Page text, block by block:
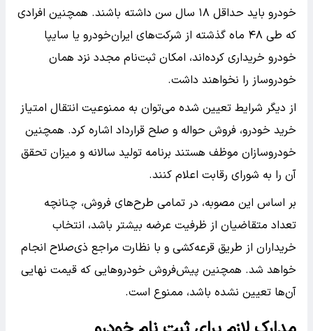
خودرو باید حداقل ۱۸ سال سن داشته باشند. همچنین افرادی
که طی ۴۸ ماه گذشته از شرکت‌های ایران‌خودرو یا سایپا
خودرو خریداری کرده‌اند، امکان ثبت‌نام مجدد نزد همان
خودروساز را نخواهند داشت.
از دیگر شرایط تعیین شده می‌توان به ممنوعیت انتقال امتیاز
خرید خودرو، فروش حواله و صلح قرارداد اشاره کرد. همچنین
خودروسازان موظف هستند برنامه تولید سالانه و میزان تحقق
آن را به شورای رقابت اعلام کنند.
بر اساس این مصوبه، در تمامی طرح‌های فروش، چنانچه
تعداد متقاضیان از ظرفیت عرضه بیشتر باشد، انتخاب
خریداران از طریق قرعه‌کشی و با نظارت مراجع ذی‌صلاح انجام
خواهد شد. همچنین پیش‌فروش خودروهایی که قیمت نهایی
آن‌ها تعیین نشده باشد، ممنوع است.